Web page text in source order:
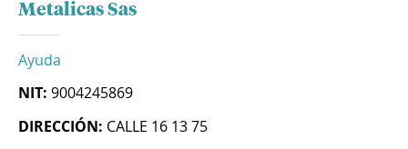
Metalicas Sas
Ayuda
NIT: 9004245869
DIRECCIÓN: CALLE 16 13 75